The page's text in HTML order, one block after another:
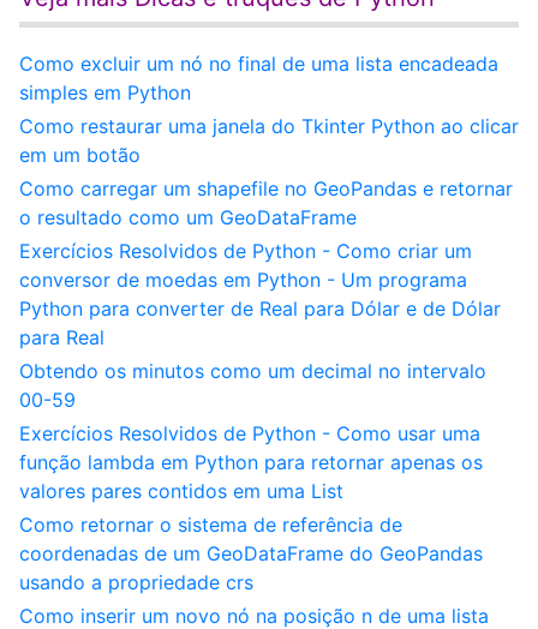
Como excluir um nó no final de uma lista encadeada
simples em Python
Como restaurar uma janela do Tkinter Python ao clicar
em um botão
Como carregar um shapefile no GeoPandas e retornar
o resultado como um GeoDataFrame
Exercícios Resolvidos de Python - Como criar um
conversor de moedas em Python - Um programa
Python para converter de Real para Dólar e de Dólar
para Real
Obtendo os minutos como um decimal no intervalo
00-59
Exercícios Resolvidos de Python - Como usar uma
função lambda em Python para retornar apenas os
valores pares contidos em uma List
Como retornar o sistema de referência de
coordenadas de um GeoDataFrame do GeoPandas
usando a propriedade crs
Como inserir um novo nó na posição n de uma lista